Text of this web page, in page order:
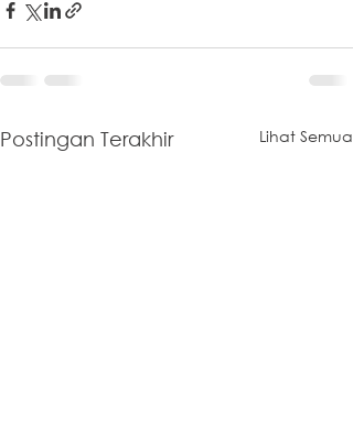
Postingan Terakhir Lihat Semua